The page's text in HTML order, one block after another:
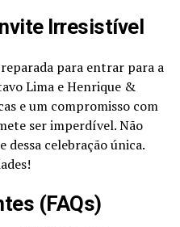
Irresistível
para entrar para a
Lima e Henrique &
e um compromisso com
ser imperdível. Não
dessa celebração única.
(FAQs)